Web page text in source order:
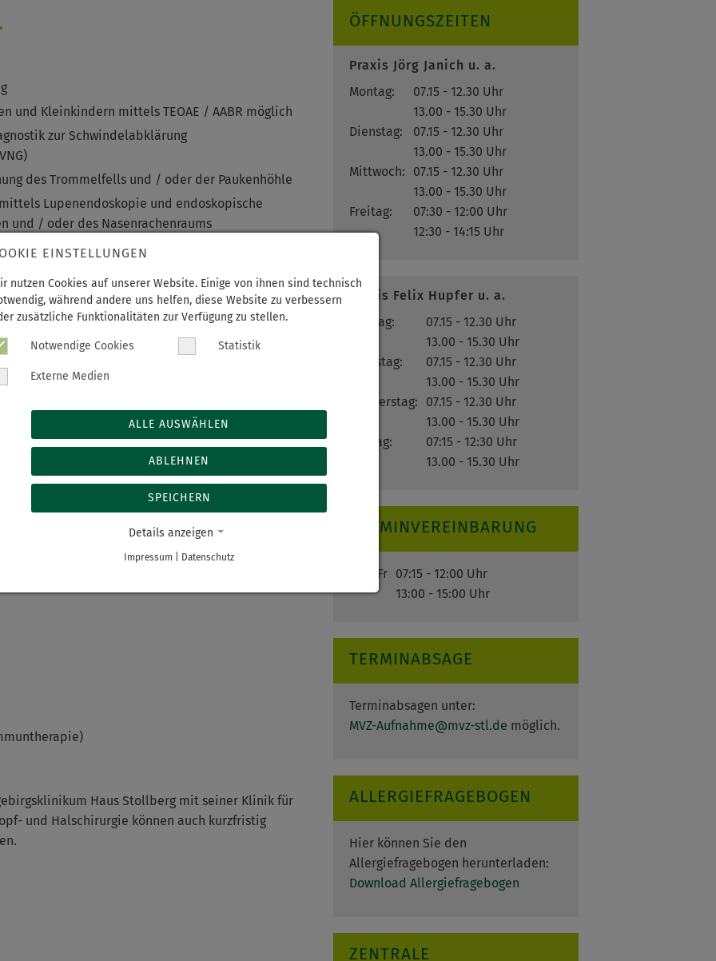
und Kleinkindern mittels TEOAE / AABR möglich
zur Schwindelabklärung
des Trommelfells und / oder der Paukenhöhle
Lupenendoskopie und endoskopische
und / oder des Nasenrachenraums
Nasennebenhöhlen / Hals
SOFORTTYPALLERGIEN:
AN:
Haus Stollberg mit seiner Klinik für
und Halschirurgie können auch kurzfristig
ÖFFNUNGSZEITEN
Praxis Jörg Janich u. a.
Montag:
07.15 - 12.30 Uhr
13.00 - 15.30 Uhr
Dienstag:
07.15 - 12.30 Uhr
13.00 - 15.30 Uhr
Mittwoch:
07.15 - 12.30 Uhr
13.00 - 15.30 Uhr
Freitag:
07:30 - 12:00 Uhr
12:30 - 14:15 Uhr
Praxis Felix Hupfer u. a.
Montag:
07.15 - 12.30 Uhr
13.00 - 15.30 Uhr
Dienstag:
07.15 - 12.30 Uhr
13.00 - 15.30 Uhr
Donnerstag:
07.15 - 12.30 Uhr
13.00 - 15.30 Uhr
Freitag:
07:15 - 12:30 Uhr
13.00 - 15.30 Uhr
TERMINVEREINBARUNG
Mo - Fr 07:15 - 12:00 Uhr
13:00 - 15:00 Uhr
TERMINABSAGE
Terminabsagen unter:
MVZ-Aufnahme@mvz-stl.de möglich.
ALLERGIEFRAGEBOGEN
Hier können Sie den
Allergiefragebogen herunterladen:
Download Allergiefragebogen
ZENTRALE
EINSTELLUNGEN
nutzen Cookies auf unserer Website. Einige von ihnen sind technisch
während andere uns helfen, diese Website zu verbessern
zusätzliche Funktionalitäten zur Verfügung zu stellen.
Notwendige Cookies Statistik
Externe Medien
ALLE AUSWÄHLEN
ABLEHNEN
SPEICHERN
Details anzeigen
Impressum Datenschutz